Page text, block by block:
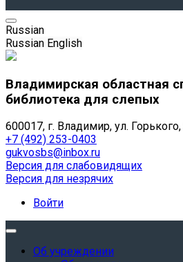
Russian
Russian English
Владимирская областная
библиотека для слепых
600017, г. Владимир, ул.
+7 (492) 253-0403
gukvosbs@inbox.ru
Версия для слабовидящих
Версия для незрячих
Войти
Об учреждении